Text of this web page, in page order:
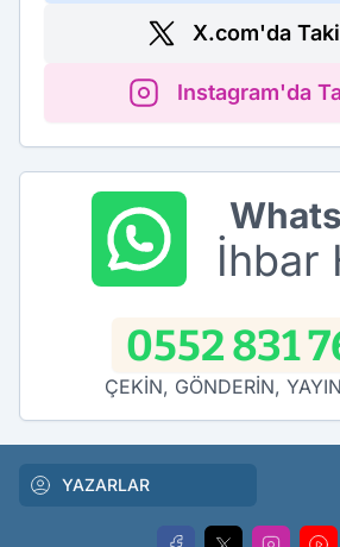
X.com'da
Instagram'da
İhbar
0552 831
ÇEKİN, GÖNDERİN,
YAZARLAR